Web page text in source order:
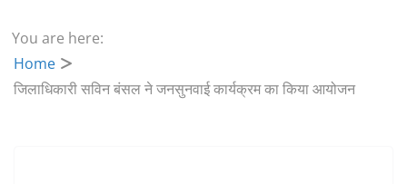
You are here:
Home
जिलाधिकारी सविन बंसल ने जनसुनवाई कार्यक्रम का किया आयोजन